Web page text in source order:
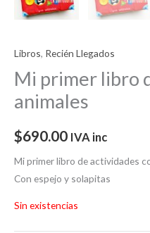
Libros, Recién Llegados
Mi primer libro
animales
$690.00 IVA inc
Mi primer libro de actividades
Con espejo y solapitas
Sin existencias